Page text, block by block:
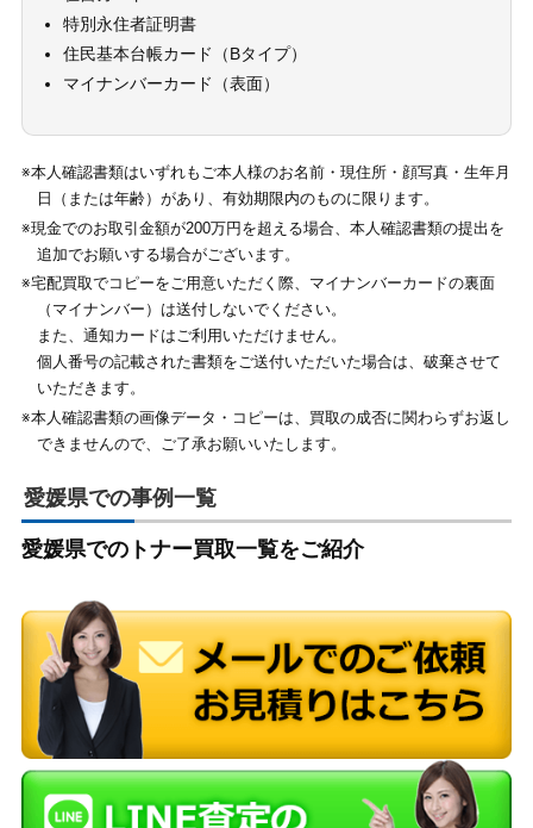
特別永住者証明書
住民基本台帳カード（Bタイプ）
マイナンバーカード（表面）
※本人確認書類はいずれもご本人様のお名前・現住所・顔写真・生年月
日（または年齢）があり、有効期限内のものに限ります。
※現金でのお取引金額が200万円を超える場合、本人確認書類の提出を
追加でお願いする場合がございます。
※宅配買取でコピーをご用意いただく際、マイナンバーカードの裏面
（マイナンバー）は送付しないでください。
また、通知カードはご利用いただけません。
個人番号の記載された書類をご送付いただいた場合は、破棄させて
いただきます。
※本人確認書類の画像データ・コピーは、買取の成否に関わらずお返し
できませんので、ご了承お願いいたします。
愛媛県での事例一覧
愛媛県でのトナー買取一覧をご紹介